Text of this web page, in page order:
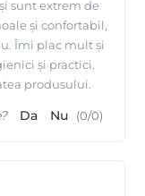
sunt extrem de
și confortabil,
Îmi plac mult și
și practici.
produsului.
Da Nu (0/0)